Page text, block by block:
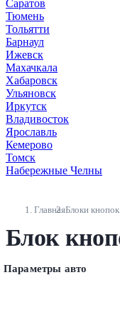
Саратов
Тюмень
Тольятти
Барнаул
Ижевск
Махачкала
Хабаровск
Ульяновск
Иркутск
Владивосток
Ярославль
Кемерово
Томск
Набережные Челны
ГлавнаяБлоки кнопок
Блок
Параметры авто